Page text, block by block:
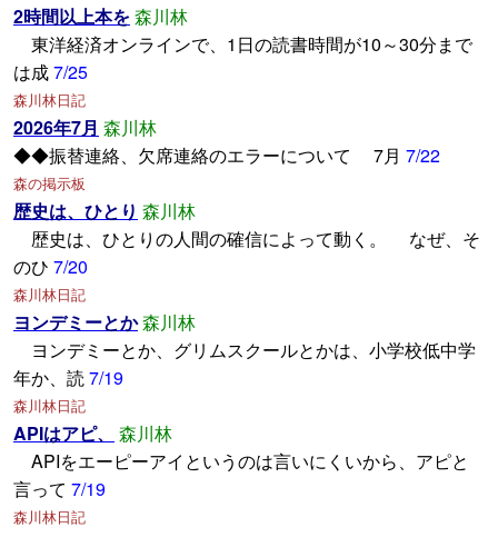
2時間以上本を森川林
東洋経済オンラインで、1日の読書時間が10～30分まで
は成7/25
森川林日記
2026年7月 森川林
◆◆振替連絡、欠席連絡のエラーについて 7月 7/22
森の掲示板
歴史は、ひとり 森川林
歴史は、ひとりの人間の確信によって動く。 なぜ、そ
のひ 7/20
森川林日記
ヨンデミーとか森川林
ヨンデミーとか、グリムスクールとかは、小学校低中学
年か、読7/19
森川林日記
APIはアピ、
森川林
APIをエーピーアイというのは言いにくいから、アピと
言って 7/19
森川林日記